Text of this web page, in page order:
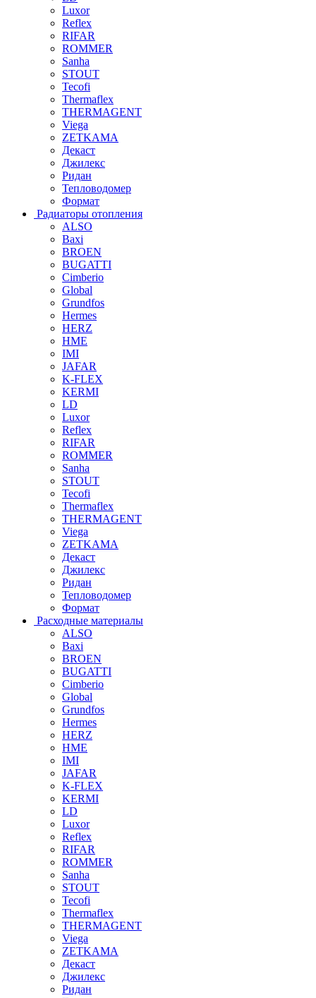
Luxor
Reflex
RIFAR
ROMMER
Sanha
STOUT
Tecofi
Thermaflex
THERMAGENT
Viega
ZETKAMA
Декаст
Джилекс
Ридан
Тепловодомер
Формат
Радиаторы отопления
ALSO
Baxi
BROEN
BUGATTI
Cimberio
Global
Grundfos
Hermes
HERZ
HME
IMI
JAFAR
K-FLEX
KERMI
LD
Luxor
Reflex
RIFAR
ROMMER
Sanha
STOUT
Tecofi
Thermaflex
THERMAGENT
Viega
ZETKAMA
Декаст
Джилекс
Ридан
Тепловодомер
Формат
Расходные материалы
ALSO
Baxi
BROEN
BUGATTI
Cimberio
Global
Grundfos
Hermes
HERZ
HME
IMI
JAFAR
K-FLEX
KERMI
LD
Luxor
Reflex
RIFAR
ROMMER
Sanha
STOUT
Tecofi
Thermaflex
THERMAGENT
Viega
ZETKAMA
Декаст
Джилекс
Ридан